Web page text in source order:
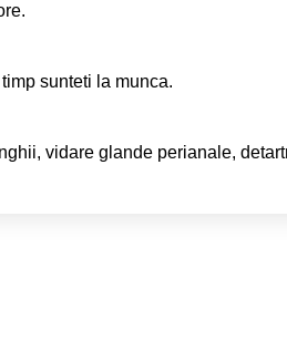
sunteti la munca.
vidare glande perianale,